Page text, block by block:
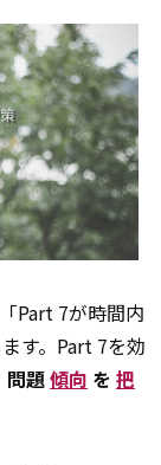
Part 7が時間内
す。Part 7を効
問題傾向 を 把